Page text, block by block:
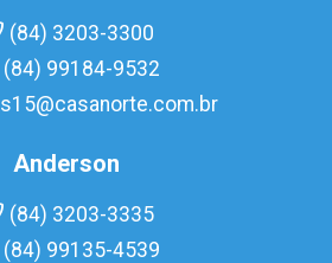
(84) 3203-3300
(84) 99184-9532
Anderson
(84) 3203-3335
(84) 99135-4539